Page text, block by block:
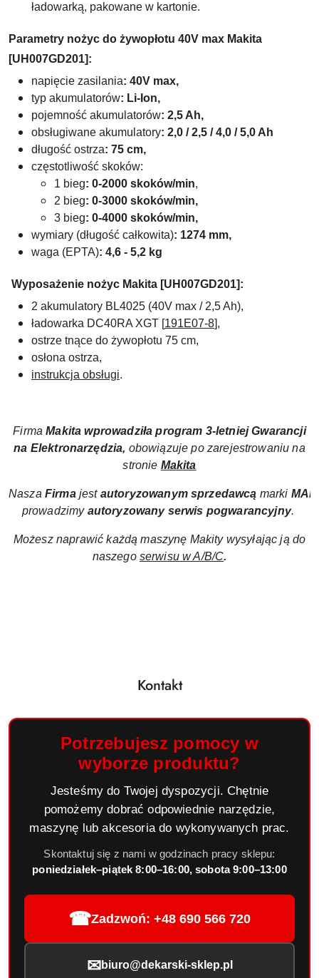
ładowarką, pakowane w kartonie.
Parametry nożyc do żywopłotu 40V max Makita
[UH007GD201]:
napięcie zasilania: 40V max,
typ akumulatorów: Li-Ion,
pojemność akumulatorów: 2,5 Ah,
obsługiwane akumulatory: 2,0 / 2,5 / 4,0 / 5,0 Ah
długość ostrza: 75 cm,
częstotliwość skoków:
1 bieg: 0-2000 skoków/min,
2 bieg: 0-3000 skoków/min,
3 bieg: 0-4000 skoków/min,
wymiary (długość całkowita): 1274 mm,
waga (EPTA): 4,6 - 5,2 kg
Wyposażenie nożyc Makita [UH007GD201]:
2 akumulatory BL4025 (40V max / 2,5 Ah),
ładowarka DC40RA XGT [191E07-8],
ostrze tnące do żywopłotu 75 cm,
osłona ostrza,
instrukcja obsługi.
Firma Makita wprowadziła program 3-letniej Gwarancji
na Elektronarzędzia, obowiązuje po zarejestrowaniu na
stronie Makita
Nasza Firmajest autoryzowanym sprzedawcą marki
prowadzimy autoryzowany serwis pogwarancyjny.
Możesz naprawić każdą maszynę Makity wysyłając ją do
naszego serwisu w A/B/C.
Kontakt
Potrzebujesz pomocy w
wyborze produktu?
Jesteśmy do Twojej dyspozycji. Chętnie
pomożemy dobrać odpowiednie narzędzie,
maszynę lub akcesoria do wykonywanych prac.
Skontaktuj się z nami w godzinach pracy sklepu:
poniedziałek–piątek 8:00–16:00, sobota 9:00–13:00
☎Zadzwoń: +48 690 566 720
✉ biuro@dekarski-sklep.pl